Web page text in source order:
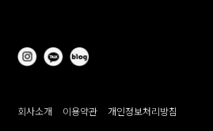
회사소개 이용약관 개인정보처리방침